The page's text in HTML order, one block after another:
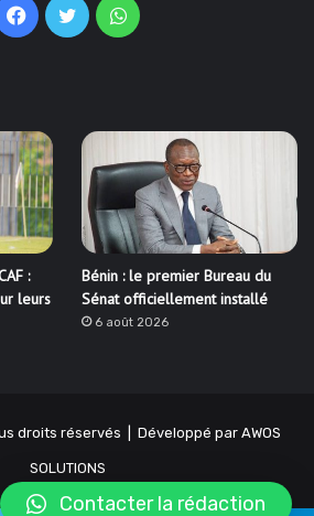
Facebook
TwitterWhatsApp
:
leurs
Bénin : le premier Bureau du
Sénat officiellement installé
6 août 2026
droits réservés | Développé par AWOS
SOLUTIONS
Contacter la rédaction